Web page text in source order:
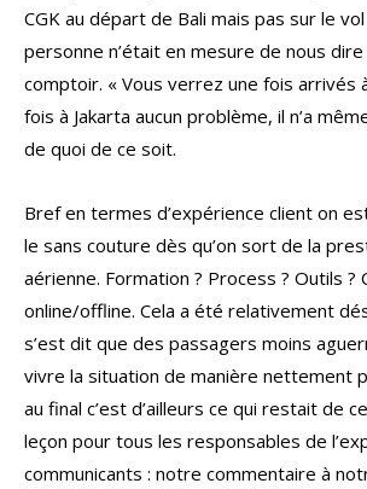
CGK au départ de Bali mais pas sur le
personne n’était en mesure de nous
comptoir. « Vous verrez une fois arrivés
fois à Jakarta aucun problème, il n’a
de quoi de ce soit.
Bref en termes d’expérience client on
le sans couture dès qu’on sort de la
aérienne. Formation ? Process ? Outils ?
online/offline. Cela a été relativement
s’est dit que des passagers moins
vivre la situation de manière nettement
au final c’est d’ailleurs ce qui restait de
leçon pour tous les responsables de
communicants : notre commentaire à